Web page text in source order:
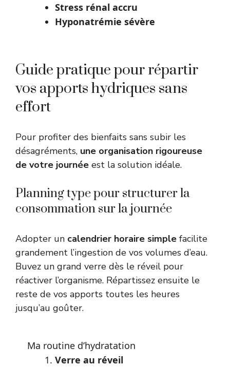
Stress rénal accru
Hyponatrémie sévère
Guide pratique pour répartir
vos apports hydriques sans
effort
Pour profiter des bienfaits sans subir les
désagréments, une organisation rigoureuse
de votre journée est la solution idéale.
Planning type pour structurer la
consommation sur la journée
Adopter un calendrier horaire simple facilite
grandement l’ingestion de vos volumes d’eau.
Buvez un grand verre dès le réveil pour
réactiver l’organisme. Répartissez ensuite le
reste de vos apports toutes les heures
jusqu’au goûter.
Ma routine d’hydratation
Verre au réveil